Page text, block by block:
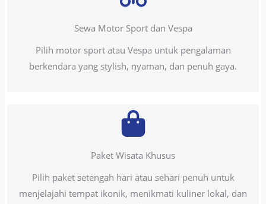
Sewa Motor Sport dan Vespa
Pilih motor sport atau Vespa untuk pengalaman
berkendara yang stylish, nyaman, dan penuh gaya.
Paket Wisata Khusus
Pilih paket setengah hari atau sehari penuh untuk
menjelajahi tempat ikonik, menikmati kuliner lokal, dan